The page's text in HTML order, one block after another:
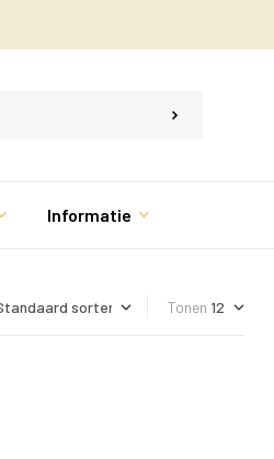
Informatie
Tonen